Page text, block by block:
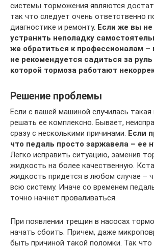
системы торможения являются
так что следует очень ответственно
диагностике и ремонту. Если же вы
устранить неполадку
же обратиться к профессионалам –
не рекомендуется садиться за
которой тормоза работают
Решение проблемы
Если с вашей машиной случилась такая
решать ее комплексно. Бывает,
сразу с несколькими причинами. Если
что педаль просто заржавела – ее
Легко исправить ситуацию, заменив
жидкость на более качественную.
жидкость придется в любом случае –
всю систему. Иначе со временем
точно начнет проваливаться.
При появлении трещин в насосах
начать сбоить. Причем, даже
быть причиной такой поломки. Так что